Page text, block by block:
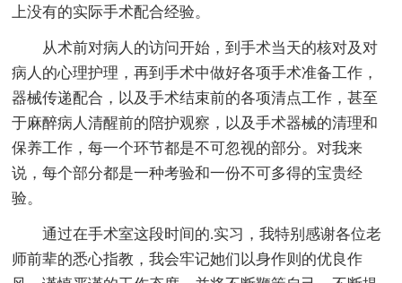
上没有的实际手术配合经验。
从术前对病人的访问开始，到手术当天的核对及对
病人的心理护理，再到手术中做好各项手术准备工作，
器械传递配合，以及手术结束前的各项清点工作，甚至
于麻醉病人清醒前的陪护观察，以及手术器械的清理和
保养工作，每一个环节都是不可忽视的部分。对我来
说，每个部分都是一种考验和一份不可多得的宝贵经
验。
通过在手术室这段时间的.实习，我特别感谢各位老
师前辈的悉心指教，我会牢记她们以身作则的优良作